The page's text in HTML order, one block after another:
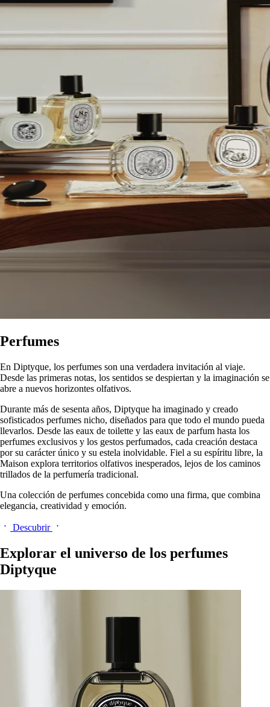
Perfumes
En Diptyque, los perfumes son una verdadera invitación al viaje.
Desde las primeras notas, los sentidos se despiertan y la imaginación se
abre a nuevos horizontes olfativos.
Durante más de sesenta años, Diptyque ha imaginado y creado
sofisticados perfumes nicho, diseñados para que todo el mundo pueda
llevarlos. Desde las eaux de toilette y las eaux de parfum hasta los
perfumes exclusivos y los gestos perfumados, cada creación destaca
por su carácter único y su estela inolvidable. Fiel a su espíritu libre, la
Maison explora territorios olfativos inesperados, lejos de los caminos
trillados de la perfumería tradicional.
Una colección de perfumes concebida como una firma, que combina
elegancia, creatividad y emoción.
Descubrir
Explorar el universo de los perfumes
Diptyque